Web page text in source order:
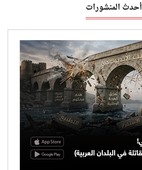
أحدث المنشورات